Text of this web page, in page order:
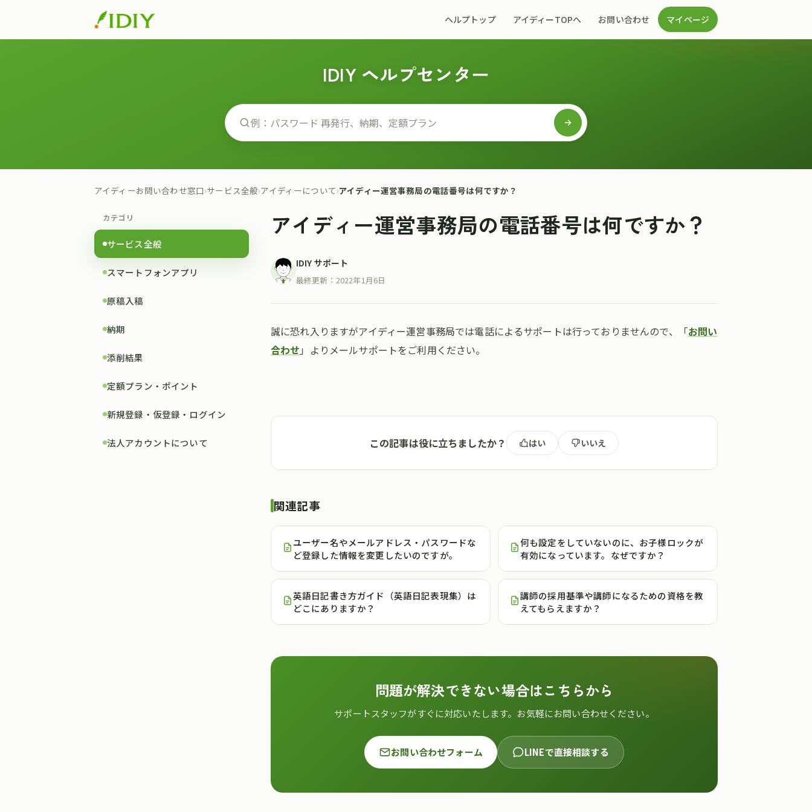
ヘルプトップ アイディーTOPへ お問い合わせ マイページ
IDIY ヘルプセンター
アイディーお問い合わせ窓口›サービス全般›アイディーについて›アイディー運営事務局の電話番号は何ですか？
カテゴリ
サービス全般
スマートフォンアプリ
原稿入稿
納期
添削結果
定額プラン・ポイント
新規登録・仮登録・ログイン
法人アカウントについて
アイディー運営事務局の電話番号は何ですか？
IDIY サポート
最終更新： 2022年1月6日
誠に恐れ入りますがアイディー運営事務局では電話によるサポートは行っておりませんので、「お問い
合わせ 」よりメールサポートをご利用ください。
この記事は役に立ちましたか？ はい いいえ
関連記事
ユーザー名やメールアドレス・パスワードな
ど登録した情報を変更したいのですが。
何も設定をしていないのに、お子様ロックが
有効になっています。なぜですか？
英語日記書き方ガイド（英語日記表現集）は
どこにありますか？
講師の採用基準や講師になるための資格を教
えてもらえますか？
問題が解決できない場合はこちらから
サポートスタッフがすぐに対応いたします。お気軽にお問い合わせください。
お問い合わせフォーム LINEで直接相談する